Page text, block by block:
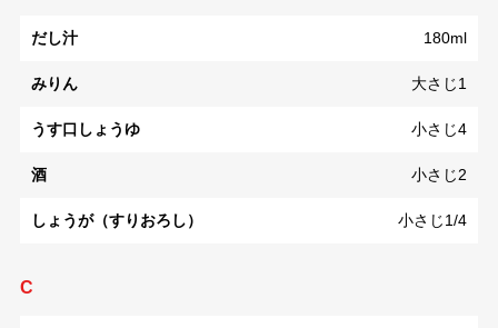
だし汁 180ml
みりん 大さじ1
うす口しょうゆ 小さじ4
酒 小さじ2
しょうが（すりおろし） 小さじ1/4
C